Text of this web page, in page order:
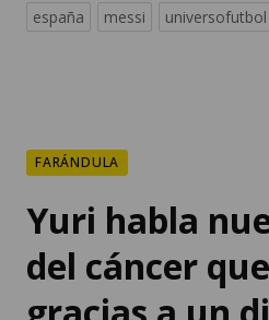
españa
messi universofutbol
FARÁNDULA
Yuri habla
del cáncer